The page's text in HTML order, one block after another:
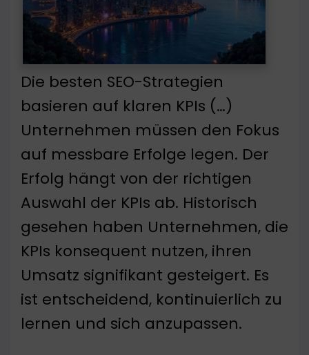
Die besten SEO-Strategien
basieren auf klaren KPIs (…)
Unternehmen müssen den Fokus
auf messbare Erfolge legen. Der
Erfolg hängt von der richtigen
Auswahl der KPIs ab. Historisch
gesehen haben Unternehmen, die
KPIs konsequent nutzen, ihren
Umsatz signifikant gesteigert. Es
ist entscheidend, kontinuierlich zu
lernen und sich anzupassen.